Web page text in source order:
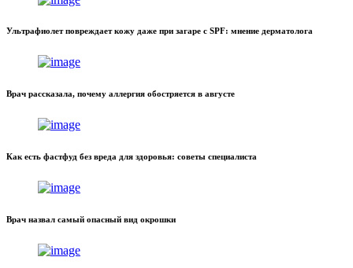
Ультрафиолет повреждает кожу даже при загаре с SPF: мнение дерматолога
Врач рассказала, почему аллергия обостряется в августе
Как есть фастфуд без вреда для здоровья: советы специалиста
Врач назвал самый опасный вид окрошки